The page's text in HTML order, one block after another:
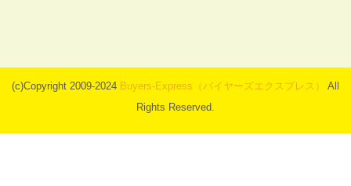
(c)Copyright 2009-2024 Buyers-Express（バイヤーズエクスプレス）
All
Rights Reserved.